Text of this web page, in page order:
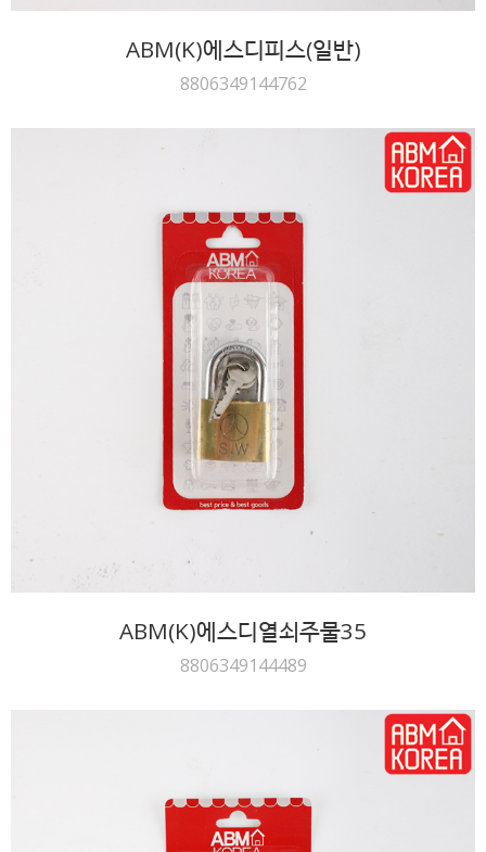
ABM(K)에스디피스(일반)
8806349144762
ABM(K)에스디열쇠주물35
8806349144489